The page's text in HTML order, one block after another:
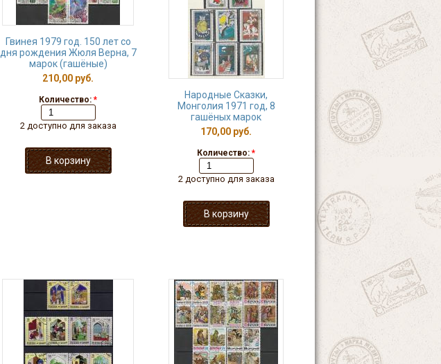
Гвинея 1979 год. 150 лет со
дня рождения Жюля Верна, 7
марок (гашёные)
210,00 руб.
Количество: *
2 доступно для заказа
Народные Сказки,
Монголия 1971 год, 8
гашёных марок
170,00 руб.
Количество: *
2 доступно для заказа